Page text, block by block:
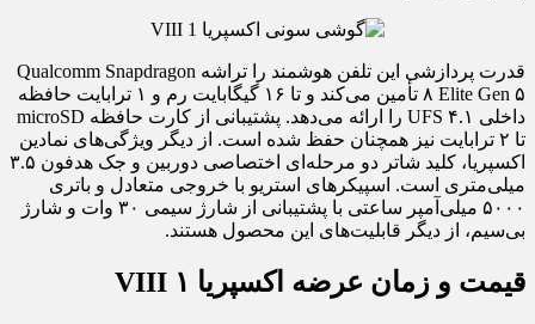
قدرت پردازشی این تلفن هوشمند را تراشه Qualcomm Snapdragon
۸ Elite Gen ۵ تأمین می‌کند و تا ۱۶ گیگابایت رم و ۱ ترابایت حافظه
داخلی UFS ۴.۱ را ارائه می‌دهد. پشتیبانی از کارت حافظه microSD
تا ۲ ترابایت نیز همچنان حفظ شده است. از دیگر ویژگی‌های نمادین
اکسپریا، کلید شاتر دو مرحله‌ای اختصاصی دوربین و جک هدفون ۳.۵
میلی‌متری است. اسپیکرهای استریو با خروجی متعادل و باتری
۵۰۰۰ میلی‌آمپر ساعتی با پشتیبانی از شارژ سیمی ۳۰ وات و شارژ
بی‌سیم، از دیگر قابلیت‌های این محصول هستند.
قیمت و زمان عرضه اکسپریا ۱ VIII